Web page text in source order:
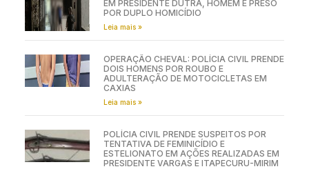
EM PRESIDENTE DUTRA, HOMEM É PRESO
POR DUPLO HOMICÍDIO
Leia mais »
OPERAÇÃO CHEVAL: POLÍCIA CIVIL PRENDE
DOIS HOMENS POR ROUBO E
ADULTERAÇÃO DE MOTOCICLETAS EM
CAXIAS
Leia mais »
POLÍCIA CIVIL PRENDE SUSPEITOS POR
TENTATIVA DE FEMINICÍDIO E
ESTELIONATO EM AÇÕES REALIZADAS EM
PRESIDENTE VARGAS E ITAPECURU-MIRIM